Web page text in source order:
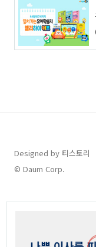
Designed by 티스토리
© Daum Corp.